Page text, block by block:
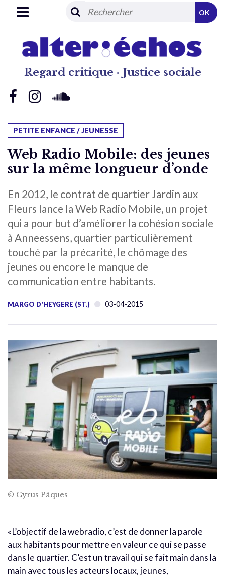
Regard critique · Justice sociale
OK
PETITE ENFANCE / JEUNESSE
Web Radio Mobile: des jeunes
sur la même longueur d’onde
En 2012, le contrat de quartier Jardin aux
Fleurs lance la Web Radio Mobile, un projet
qui a pour but d’améliorer la cohésion sociale
à Anneessens, quartier particulièrement
touché par la précarité, le chômage des
jeunes ou encore le manque de
communication entre habitants.
MARGO D'HEYGERE (ST.) 03-04-2015
© Cyrus Pâques
«L’objectif de la webradio, c’est de donner la parole
aux habitants pour mettre en valeur ce qui se passe
dans le quartier. C’est un travail qui se fait main dans la
main avec tous les acteurs locaux, jeunes,